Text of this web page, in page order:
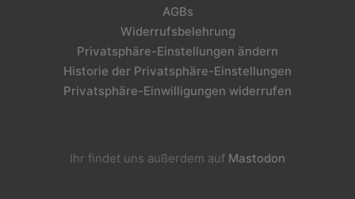
AGBs
Widerrufsbelehrung
Privatsphäre-Einstellungen ändern
Historie der Privatsphäre-Einstellungen
Privatsphäre-Einwilligungen widerrufen
Ihr findet uns außerdem auf Mastodon